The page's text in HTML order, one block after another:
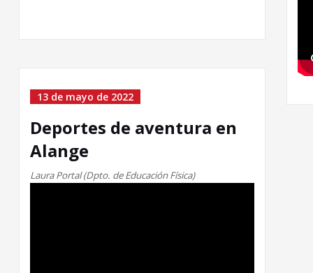
13 de mayo de 2022
Deportes de aventura en
Alange
Laura Portal (Dpto. de Educación Física)